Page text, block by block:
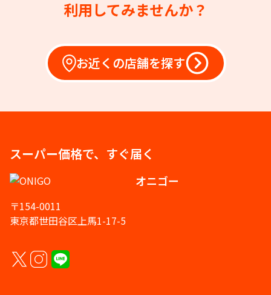
利用してみませんか？
お近くの店舗を探す
スーパー価格で、すぐ届く
オニゴー
〒154-0011
東京都世田谷区上馬1-17-5